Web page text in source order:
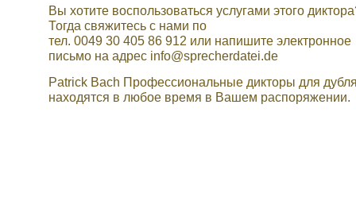
Вы хотите воспользоваться услугами этого
Тогда свяжитесь с нами по
тел. 0049 30 405 86 912 или напишите электронное
письмо на адрес info@sprecherdatei.de
Patrick Bach Профессиональные дикторы для
находятся в любое время в Вашем распоряжении.